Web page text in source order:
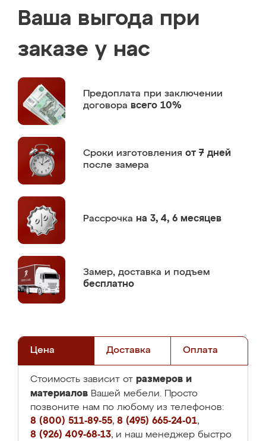
Ваша выгода при
заказе у нас
Предоплата при заключении
договора всего 10%
Сроки изготовления от 7 дней
после замера
Рассрочка на 3, 4, 6 месяцев
Замер, доставка и подъем
бесплатно
Цена Доставка Оплата
Стоимость зависит от размеров и
материалов Вашей мебели. Просто
позвоните нам по любому из телефонов:
8 (800) 511-89-55, 8 (495) 665-24-01,
8 (926) 409-68-13, и наш менеджер быстро